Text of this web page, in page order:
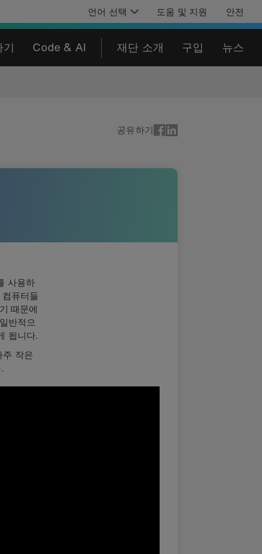
언어 선택 도움 및 지원 안전
Code & AI 재단 소개 구입 뉴스
공유하기
사용하
퓨터들
때문에
반적으
됩니다.
작은